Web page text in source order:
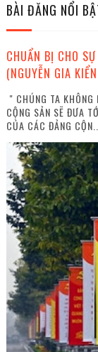
BÀI ĐĂNG NỔI
CHUẨN BỊ CHO
(NGUYỄN GIA
" CHÚNG TA
CỘNG SẢN SẼ ĐƯA
CỦA CÁC ĐẢNG CỘN...